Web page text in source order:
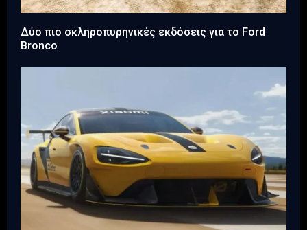
Δύο πιο σκληροπυρηνικές εκδόσεις για το Ford
Bronco